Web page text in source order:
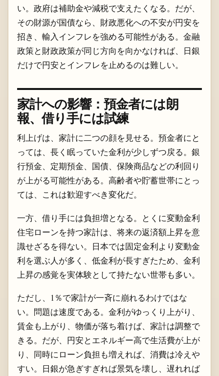
い。政府は補助金や減税で支えたくなる。だが、
その財源が国債なら、財政悪化への不安が円安を
招き、輸入インフレを強める可能性がある。金融
政策と財政政策が同じ方向を向かなければ、日銀
だけで円安とインフレを止めるのは難しい。
家計への影響：預金者には朗
報、借り手には試練
利上げは、家計に二つの顔を見せる。預金者にと
っては、長く眠っていた金利が少しずつ戻る。銀
行預金、定期預金、国債、保険商品などの利回り
が上がる可能性がある。高齢者や貯蓄世帯にとっ
ては、これは歓迎すべき変化だ。
一方、借り手には負担増となる。とくに変動金利
住宅ローンを持つ家計は、将来の返済額上昇を意
識せざるを得ない。日本では固定金利より変動金
利を選ぶ人が多く、低金利が長すぎたため、金利
上昇の感覚を実体験として持たない世帯も多い。
ただし、1％で家計が一斉に崩れるわけではな
い。問題は速度である。金利がゆっくり上がり、
賃金も上がり、物価が落ち着けば、家計は調整で
きる。だが、円安とエネルギー高で生活費が上が
り、同時にローン負担も増えれば、消費は冷えや
すい。日銀が急ぎすぎれば景気を壊し、遅れれば